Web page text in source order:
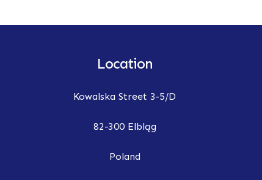
Location
Kowalska Street 3-5/D
82-300 Elbląg
Poland